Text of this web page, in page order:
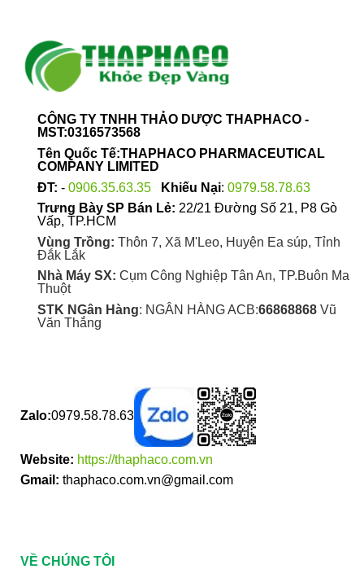
CÔNG TY TNHH THẢO DƯỢC THAPHACO -
MST:0316573568
Tên Quốc Tế:THAPHACO PHARMACEUTICAL
COMPANY LIMITED
ĐT: - 0906.35.63.35 Khiếu Nại: 0979.58.78.63
Trưng Bày SP Bán Lẻ: 22/21 Đường Số 21, P8 Gò
Vấp, TP.HCM
Vùng Trồng: Thôn 7, Xã M'Leo, Huyện Ea súp, Tỉnh
Đắk Lắk
Nhà Máy SX: Cụm Công Nghiệp Tân An, TP.Buôn Ma
Thuột
STK NGân Hàng: NGÂN HÀNG ACB:66868868Vũ
Văn Thắng
Zalo:0979.58.78.63
Website: https://thaphaco.com.vn
Gmail: thaphaco.com.vn@gmail.com
VỀ CHÚNG TÔI